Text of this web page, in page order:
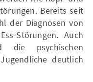
Bereits seit
der Diagnosen von
Störungen. Auch
die psychischen
deutlich